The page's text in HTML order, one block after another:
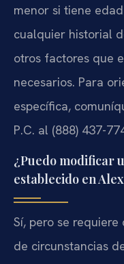
menor si tiene
cualquier historial
otros factores que
necesarios. Para
específica,
P.C. al (888) 437-
¿Puedo modificar
establecido en
Sí, pero se
de circunstancias